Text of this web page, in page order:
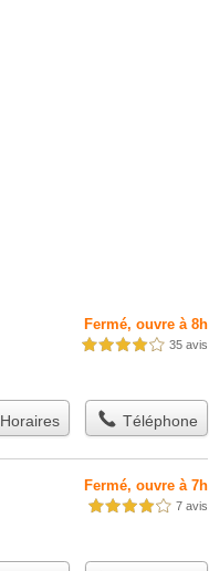
Fermé, ouvre à 8h
4,0 étoiles sur 5 35 avis
Horaires Téléphone
Fermé, ouvre à 7h
4,0 étoiles sur 5 7 avis